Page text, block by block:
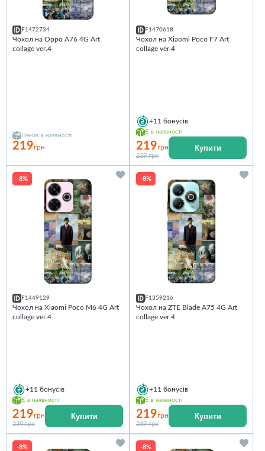
F1472734
Чохол на Oppo A76 4G Art
collage ver.4
Немає в наявності
219грн
F1470618
Чохол на Xiaomi Poco F7 Art
collage ver.4
+11 бонусів
Є в наявності
219грн
239 грн
Купити
-8%
F1449129
Чохол на Xiaomi Poco M6 4G Art
collage ver.4
+11 бонусів
Є в наявності
219грн
239 грн
Купити
-8%
F1359216
Чохол на ZTE Blade A75 4G Art
collage ver.4
+11 бонусів
Є в наявності
219грн
239 грн
Купити
-8% -8%